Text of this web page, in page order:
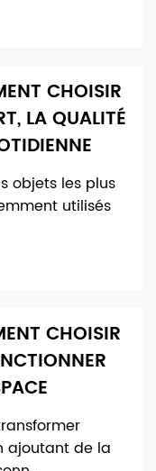
CHOISIR
LA QUALITÉ
objets les plus
utilisés
CHOISIR
ajoutant de la